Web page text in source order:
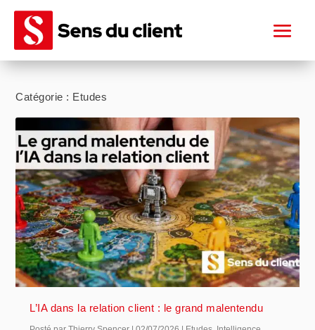
Catégorie : Etudes
L’IA dans la relation client : le grand malentendu